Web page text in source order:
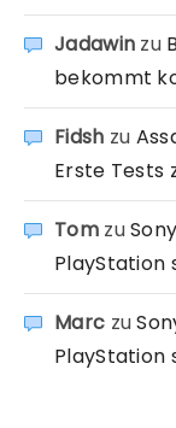
Jadawin zu
bekommt
Fidsh zu
Erste Tests
Tomzu
PlayStation
Marc zu
PlayStation